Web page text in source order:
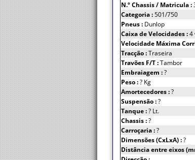
N.º Chassis/ Matricula :
Categoria :501/750
Pneus : Dunlop
Caixa de Velocidades :4
Velocidade Máxima
Tracção :Traseira
Travões F/T :Tambor
Embraiagem :?
Peso :? Kg
Amortecedores :?
Suspensão :?
Tanque :? Lt.
Chassis :?
Carroçaria :?
Dimensões (CxLxA) :?
Distância entre eixos